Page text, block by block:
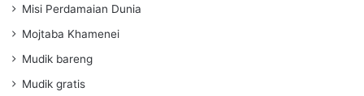
Misi Perdamaian Dunia
Mojtaba Khamenei
Mudik bareng
Mudik gratis